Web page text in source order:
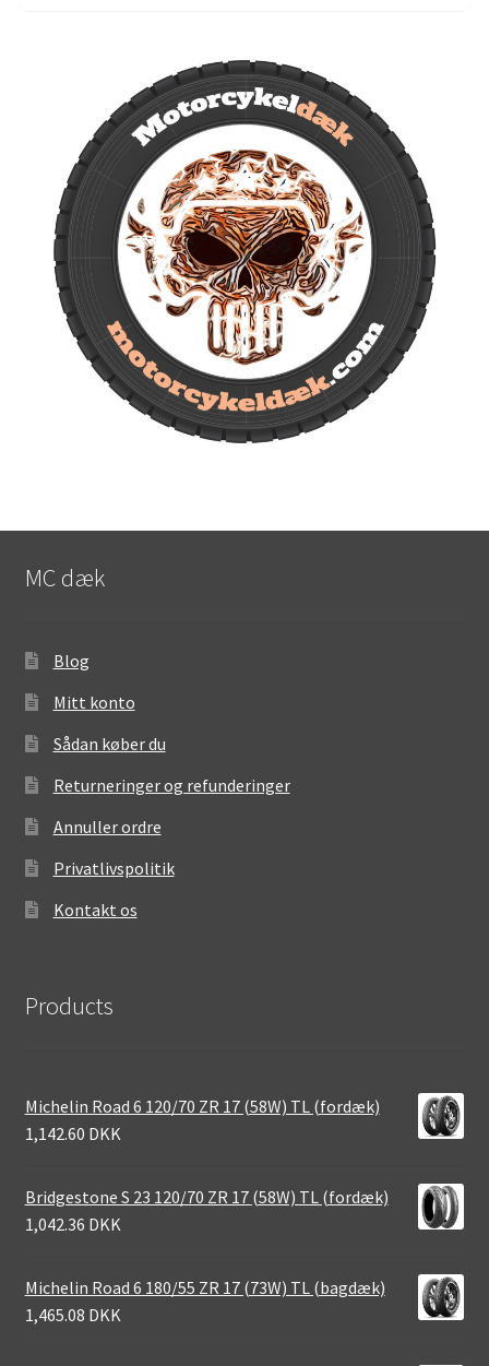
MC dæk
Blog
Mitt konto
Sådan køber du
Returneringer og refunderinger
Annuller ordre
Privatlivspolitik
Kontakt os
Products
Michelin Road 6 120/70 ZR 17 (58W) TL (fordæk)
1,142.60 DKK
Bridgestone S 23 120/70 ZR 17 (58W) TL (fordæk)
1,042.36 DKK
Michelin Road 6 180/55 ZR 17 (73W) TL (bagdæk)
1,465.08 DKK